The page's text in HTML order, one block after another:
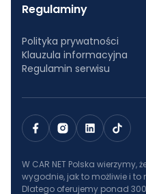
Regulaminy
Polityka prywatności
Klauzula informacyjna
Regulamin serwisu
W CAR NET Polska
wygodnie, jak to możliwie i to
Dlatego oferujemy ponad